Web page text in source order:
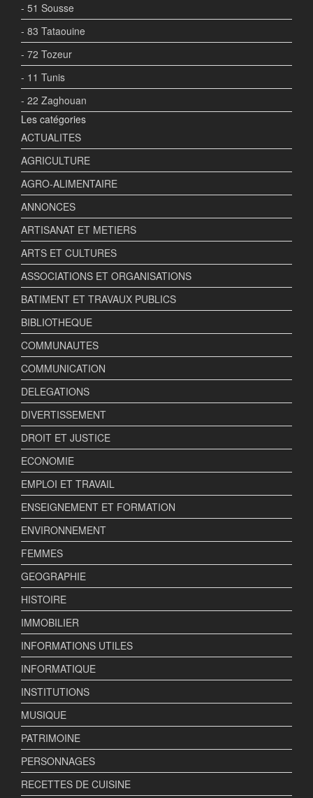
- 51 Sousse
- 83 Tataouine
- 72 Tozeur
- 11 Tunis
- 22 Zaghouan
Les catégories
ACTUALITES
AGRICULTURE
AGRO-ALIMENTAIRE
ANNONCES
ARTISANAT ET METIERS
ARTS ET CULTURES
ASSOCIATIONS ET ORGANISATIONS
BATIMENT ET TRAVAUX PUBLICS
BIBLIOTHEQUE
COMMUNAUTES
COMMUNICATION
DELEGATIONS
DIVERTISSEMENT
DROIT ET JUSTICE
ECONOMIE
EMPLOI ET TRAVAIL
ENSEIGNEMENT ET FORMATION
ENVIRONNEMENT
FEMMES
GEOGRAPHIE
HISTOIRE
IMMOBILIER
INFORMATIONS UTILES
INFORMATIQUE
INSTITUTIONS
MUSIQUE
PATRIMOINE
PERSONNAGES
RECETTES DE CUISINE